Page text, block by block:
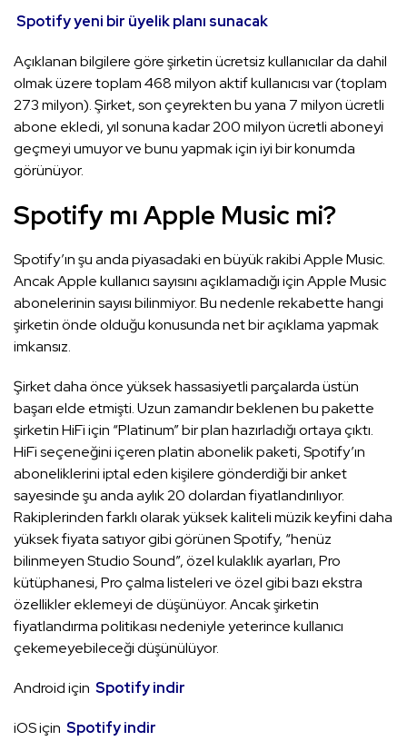
Spotify yeni bir üyelik planı sunacak
Açıklanan bilgilere göre şirketin ücretsiz kullanıcılar da dahil
olmak üzere toplam 468 milyon aktif kullanıcısı var (toplam
273 milyon). Şirket, son çeyrekten bu yana 7 milyon ücretli
abone ekledi, yıl sonuna kadar 200 milyon ücretli aboneyi
geçmeyi umuyor ve bunu yapmak için iyi bir konumda
görünüyor.
Spotify mı Apple Music mi?
Spotify’ın şu anda piyasadaki en büyük rakibi Apple Music.
Ancak Apple kullanıcı sayısını açıklamadığı için Apple Music
abonelerinin sayısı bilinmiyor. Bu nedenle rekabette hangi
şirketin önde olduğu konusunda net bir açıklama yapmak
imkansız.
Şirket daha önce yüksek hassasiyetli parçalarda üstün
başarı elde etmişti. Uzun zamandır beklenen bu pakette
şirketin HiFi için “Platinum” bir plan hazırladığı ortaya çıktı.
HiFi seçeneğini içeren platin abonelik paketi, Spotify’ın
aboneliklerini iptal eden kişilere gönderdiği bir anket
sayesinde şu anda aylık 20 dolardan fiyatlandırılıyor.
Rakiplerinden farklı olarak yüksek kaliteli müzik keyfini daha
yüksek fiyata satıyor gibi görünen Spotify, “henüz
bilinmeyen Studio Sound”, özel kulaklık ayarları, Pro
kütüphanesi, Pro çalma listeleri ve özel gibi bazı ekstra
özellikler eklemeyi de düşünüyor. Ancak şirketin
fiyatlandırma politikası nedeniyle yeterince kullanıcı
çekemeyebileceği düşünülüyor.
Android için Spotify indir
iOS için Spotify indir